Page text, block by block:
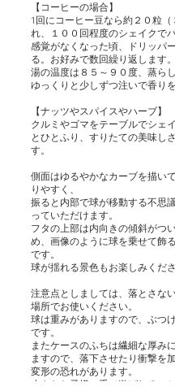
【コーヒーの場合】
1回にコーヒー豆なら約２０粒（
れ、１００回程度のシェイクで
感覚がなくなった頃、ドリッパ
る。お好みで数回繰り返します。
湯の温度は８５～９０度、蒸らし
ゆっくりと少しずつ注いで香りを
【ナッツやスパイスやハーブ】
クルミやゴマをテーブルでシェ
とひとふり、すりたての美味し
す。
側面はゆるやかなカーブを描い
りやすく、
振ると内部で球が移動する不思
っていただけます。
フタの上部は内向きの傾斜がつ
め、画像のように球を乗せて飾
です。
球が揺れる景色もお楽しみくださ
注意点としましては、落とさな
場所でお使いください。
球は重みがありますので、ぶつ
です。
またケースのふちは繊細な厚み
ますので、落下させたり衝撃を
変形の恐れがあります。
小さなお子様の手で遊ばれるこ